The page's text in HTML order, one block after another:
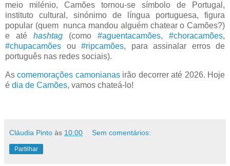
meio milénio, Camões tornou-se símbolo de Portugal,
instituto cultural, sinónimo de língua portuguesa, figura
popular (quem nunca mandou alguém chatear o Camões?)
e até hashtag (como #aguentacamões, #choracamões,
#chupacamões ou #ripcamões, para assinalar erros de
português nas redes sociais).
Ascomemorações camonianasirão decorrer até 2026. Hoje
é dia de Camões, vamos chateá-lo!
Cláudia Pinto às 10:00 Sem comentários:
Partilhar